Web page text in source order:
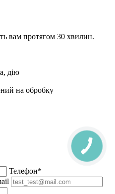
вам протягом 30 хвилин.
дію
на обробку
Телефон*